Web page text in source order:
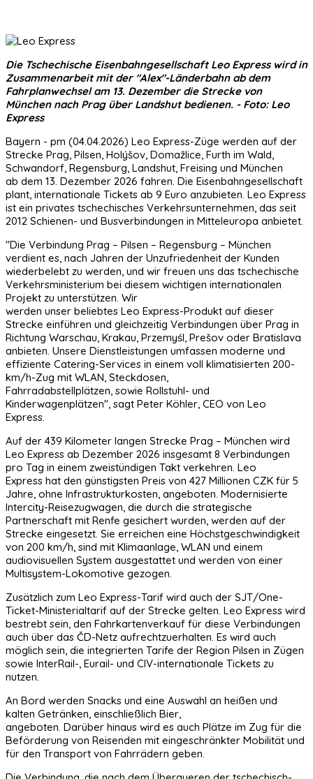
Die Tschechische Eisenbahngesellschaft Leo Express wird in
Zusammenarbeit mit der "Alex"-Länderbahn ab dem
Fahrplanwechsel am 13. Dezember die Strecke von
München nach Prag über Landshut bedienen. - Foto: Leo
Express
Bayern - pm (04.04.2026) Leo Express-Züge werden auf der
Strecke Prag, Pilsen, Holýšov, Domažlice, Furth im Wald,
Schwandorf, Regensburg, Landshut, Freising und München
ab dem 13. Dezember 2026 fahren. Die Eisenbahngesellschaft
plant, internationale Tickets ab 9 Euro anzubieten. Leo Express
ist ein privates tschechisches Verkehrsunternehmen, das seit
2012 Schienen- und Busverbindungen in Mitteleuropa anbietet.
"Die Verbindung Prag – Pilsen – Regensburg – München
verdient es, nach Jahren der Unzufriedenheit der Kunden
wiederbelebt zu werden, und wir freuen uns das tschechische
Verkehrsministerium bei diesem wichtigen internationalen
Projekt zu unterstützen. Wir
werden unser beliebtes Leo Express-Produkt auf dieser
Strecke einführen und gleichzeitig Verbindungen über Prag in
Richtung Warschau, Krakau, Przemyśl, Prešov oder Bratislava
anbieten. Unsere Dienstleistungen umfassen moderne und
effiziente Catering-Services in einem voll klimatisierten 200-
km/h-Zug mit WLAN, Steckdosen,
Fahrradabstellplätzen, sowie Rollstuhl- und
Kinderwagenplätzen", sagt Peter Köhler, CEO von Leo
Express.
Auf der 439 Kilometer langen Strecke Prag – München wird
Leo Express ab Dezember 2026 insgesamt 8 Verbindungen
pro Tag in einem zweistündigen Takt verkehren. Leo
Express hat den günstigsten Preis von 427 Millionen CZK für 5
Jahre, ohne Infrastrukturkosten, angeboten. Modernisierte
Intercity-Reisezugwagen, die durch die strategische
Partnerschaft mit Renfe gesichert wurden, werden auf der
Strecke eingesetzt. Sie erreichen eine Höchstgeschwindigkeit
von 200 km/h, sind mit Klimaanlage, WLAN und einem
audiovisuellen System ausgestattet und werden von einer
Multisystem-Lokomotive gezogen.
Zusätzlich zum Leo Express-Tarif wird auch der SJT/One-
Ticket-Ministerialtarif auf der Strecke gelten. Leo Express wird
bestrebt sein, den Fahrkartenverkauf für diese Verbindungen
auch über das ČD-Netz aufrechtzuerhalten. Es wird auch
möglich sein, die integrierten Tarife der Region Pilsen in Zügen
sowie InterRail-, Eurail- und CIV-internationale Tickets zu
nutzen.
An Bord werden Snacks und eine Auswahl an heißen und
kalten Getränken, einschließlich Bier,
angeboten. Darüber hinaus wird es auch Plätze im Zug für die
Beförderung von Reisenden mit eingeschränkter Mobilität und
für den Transport von Fahrrädern geben.